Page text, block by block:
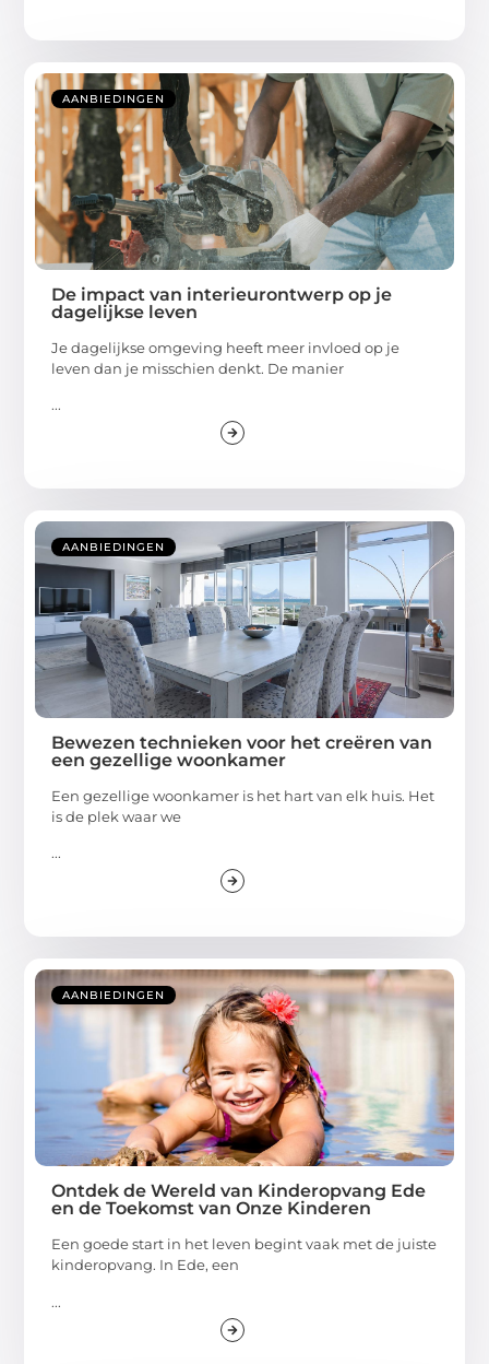
AANBIEDINGEN
De impact van interieurontwerp op je
dagelijkse leven
Je dagelijkse omgeving heeft meer invloed op je
leven dan je misschien denkt. De manier
...
AANBIEDINGEN
Bewezen technieken voor het creëren van
een gezellige woonkamer
Een gezellige woonkamer is het hart van elk huis. Het
is de plek waar we
...
AANBIEDINGEN
Ontdek de Wereld van Kinderopvang Ede
en de Toekomst van Onze Kinderen
Een goede start in het leven begint vaak met de juiste
kinderopvang. In Ede, een
...